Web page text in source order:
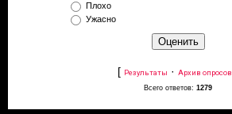
Плохо
Ужасно
[ Результаты · Архив опросов
Всего ответов: 1279